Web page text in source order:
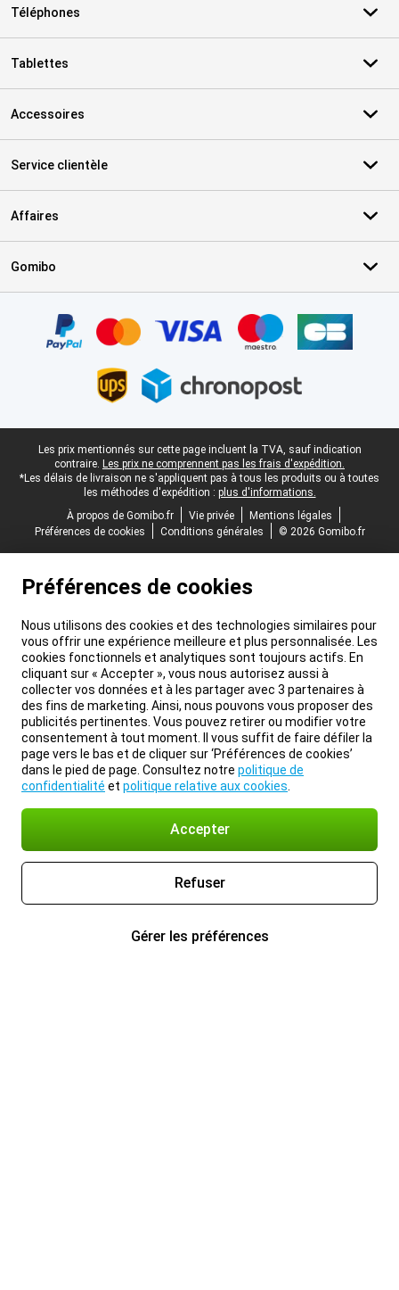
Téléphones
Tablettes
Accessoires
Service clientèle
Affaires
Gomibo
Pied-de-page légal
Les prix mentionnés sur cette page incluent la TVA, sauf indication
contraire. Les prix ne comprennent pas les frais d'expédition.
*Les délais de livraison ne s'appliquent pas à tous les produits ou à toutes
les méthodes d'expédition : plus d'informations.
À propos de Gomibo.fr
Vie privée
Mentions légales
Préférences de cookies
Conditions générales © 2026 Gomibo.fr
Préférences de cookies
Nous utilisons des cookies et des technologies similaires pour
vous offrir une expérience meilleure et plus personnalisée. Les
cookies fonctionnels et analytiques sont toujours actifs. En
cliquant sur « Accepter », vous nous autorisez aussi à
collecter vos données et à les partager avec 3 partenaires à
des fins de marketing. Ainsi, nous pouvons vous proposer des
publicités pertinentes. Vous pouvez retirer ou modifier votre
consentement à tout moment. Il vous suffit de faire défiler la
page vers le bas et de cliquer sur ‘Préférences de cookies’
dans le pied de page. Consultez notre politique de
confidentialité et politique relative aux cookies
Accepter
Refuser
Gérer les préférences